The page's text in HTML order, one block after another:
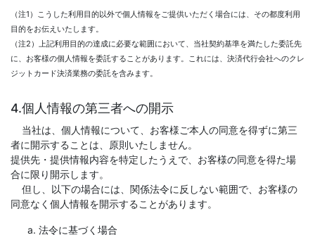
（注1）こうした利用目的以外で個人情報をご提供いただく場合には、その都度利用
目的をお伝えいたします。
（注2）上記利用目的の達成に必要な範囲において、当社契約基準を満たした委託先
に、お客様の個人情報を委託することがあります。これには、決済代行会社へのクレ
ジットカード決済業務の委託を含みます。
4.個人情報の第三者への開示
当社は、個人情報について、お客様ご本人の同意を得ずに第三
者に開示することは、原則いたしません。
提供先・提供情報内容を特定したうえで、お客様の同意を得た場
合に限り開示します。
但し、以下の場合には、関係法令に反しない範囲で、お客様の
同意なく個人情報を開示することがあります。
法令に基づく場合